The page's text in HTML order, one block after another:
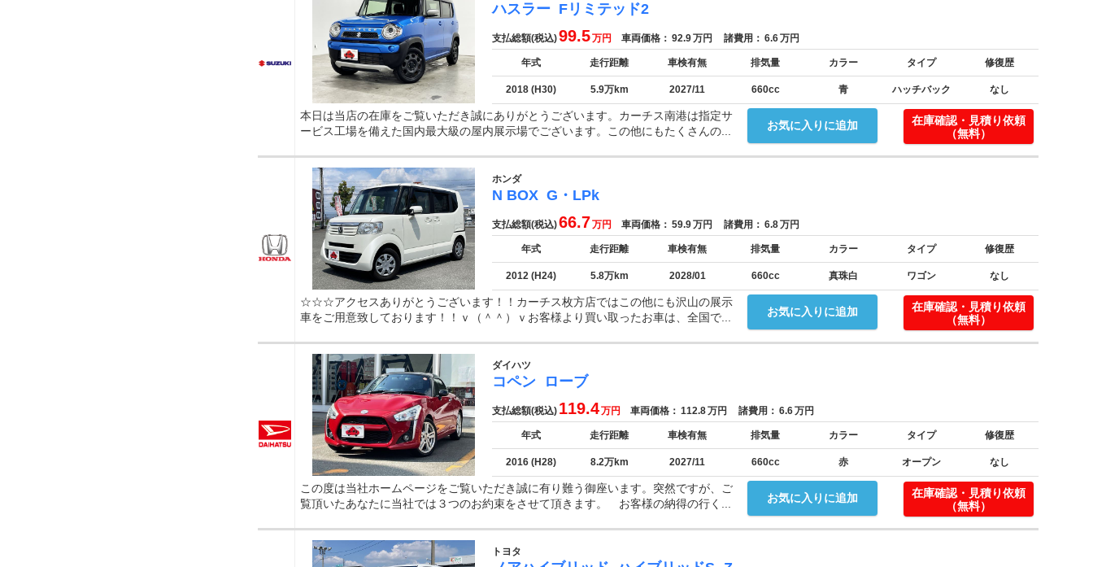
ハスラー Fリミテッド2
支払総額(税込)99.5万円 車両価格： 92.9万円 諸費用： 6.6万円
年式 走行距離 車検有無 排気量 カラー タイプ 修復歴
2018 (H30) 5.9万km 2027/11 660cc 青 ハッチバック なし
お気に入りに追加
本日は当店の在庫をご覧いただき誠にありがとうございます。カーチス南港は指定サ
ービス工場を備えた国内最大級の屋内展示場でございます。この他にもたくさんの...
在庫確認・見積り依頼
（無料）
ホンダ
N BOX G・LPk
支払総額(税込)66.7万円 車両価格： 59.9万円 諸費用： 6.8万円
年式 走行距離 車検有無 排気量 カラー タイプ 修復歴
2012 (H24) 5.8万km 2028/01 660cc 真珠白 ワゴン なし
お気に入りに追加
☆☆☆アクセスありがとうございます！！カーチス枚方店ではこの他にも沢山の展示
車をご用意致しております！！ｖ（＾＾）ｖお客様より買い取ったお車は、全国で...
在庫確認・見積り依頼
（無料）
ダイハツ
コペン ローブ
支払総額(税込) 119.4万円 車両価格： 112.8万円 諸費用： 6.6万円
年式 走行距離 車検有無 排気量 カラー タイプ 修復歴
2016 (H28) 8.2万km 2027/11 660cc 赤 オープン なし
お気に入りに追加
この度は当社ホームページをご覧いただき誠に有り難う御座います。突然ですが、ご
覧頂いたあなたに当社では３つのお約束をさせて頂きます。 お客様の納得の行く...
在庫確認・見積り依頼
（無料）
トヨタ